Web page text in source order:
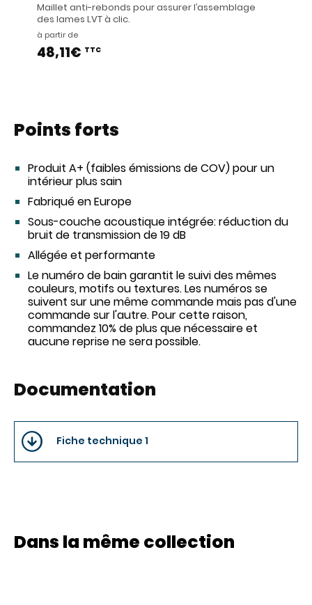
Maillet anti-rebonds pour assurer l’assemblage
des lames LVT à clic.
à partir de
48,11€ TTC
Points forts
Produit A+ (faibles émissions de COV) pour un
intérieur plus sain
Fabriqué en Europe
Sous-couche acoustique intégrée: réduction du
bruit de transmission de 19 dB
Allégée et performante
Le numéro de bain garantit le suivi des mêmes
couleurs, motifs ou textures. Les numéros se
suivent sur une même commande mais pas d'une
commande sur l'autre. Pour cette raison,
commandez 10% de plus que nécessaire et
aucune reprise ne sera possible.
Documentation
Fiche technique 1
Dans la même collection